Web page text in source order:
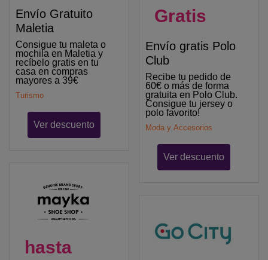
Envío Gratuito
Maletia
Consigue tu maleta o
mochila en Maletia y
recíbelo gratis en tu
casa en compras
mayores a 39€
Turismo
Ver descuento
hasta
Gratis
Envío gratis Polo
Club
Recibe tu pedido de
60€ o más de forma
gratuita en Polo Club.
Consigue tu jersey o
polo favorito!
Moda y Accesorios
Ver descuento